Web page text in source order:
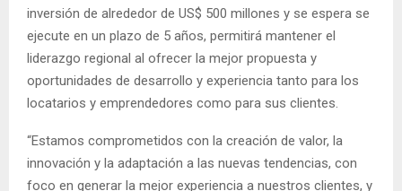
inversión de alrededor de US$ 500 millones y se espera se
ejecute en un plazo de 5 años, permitirá mantener el
liderazgo regional al ofrecer la mejor propuesta y
oportunidades de desarrollo y experiencia tanto para los
locatarios y emprendedores como para sus clientes.
“Estamos comprometidos con la creación de valor, la
innovación y la adaptación a las nuevas tendencias, con
foco en generar la mejor experiencia a nuestros clientes, y